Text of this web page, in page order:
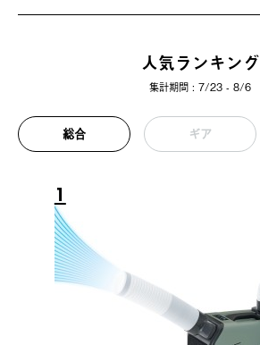
人気ランキング
集計期間 : 7/23 - 8/6
総合 ギア
1